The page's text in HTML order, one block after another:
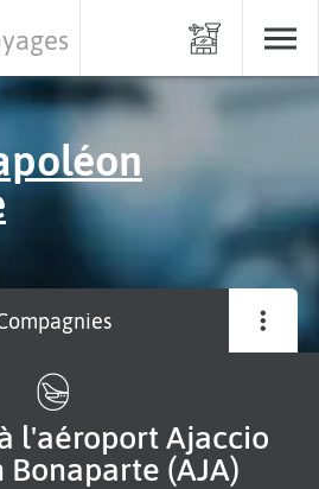
Bonaparte (AJA)